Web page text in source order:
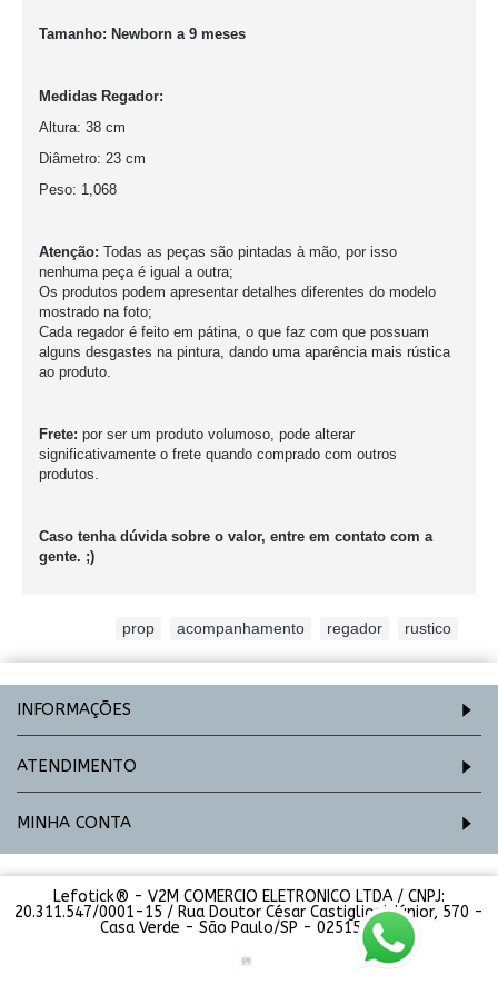
Tamanho: Newborn a 9 meses
Medidas Regador:
Altura: 38 cm
Diâmetro: 23 cm
Peso: 1,068
Atenção: Todas as peças são pintadas à mão, por isso
nenhuma peça é igual a outra;
Os produtos podem apresentar detalhes diferentes do modelo
mostrado na foto;
Cada regador é feito em pátina, o que faz com que possuam
alguns desgastes na pintura, dando uma aparência mais rústica
ao produto.
Frete: por ser um produto volumoso, pode alterar
significativamente o frete quando comprado com outros
produtos.
Caso tenha dúvida sobre o valor, entre em contato com a
gente. ;)
prop acompanhamento regador rustico
INFORMAÇÕES
ATENDIMENTO
MINHA CONTA
Lefotick® - V2M COMERCIO ELETRONICO LTDA / CNPJ:
20.311.547/0001-15 / Rua Doutor César Castiglioni Júnior, 570 -
Casa Verde - São Paulo/SP - 02515-000